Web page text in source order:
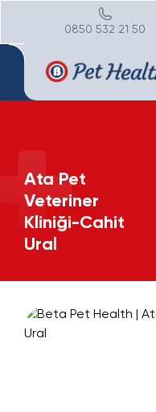
0850 532 21 50
Ata Pet
Veteriner
Kliniği-Cahit
Ural